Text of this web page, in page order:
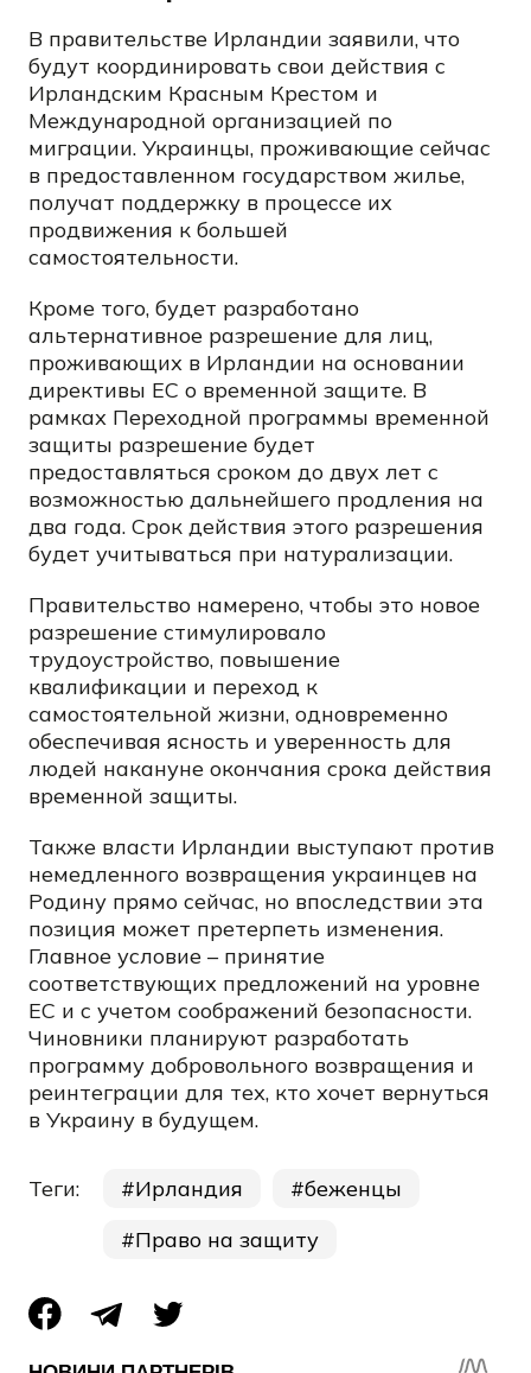
В правительстве Ирландии заявили, что
будут координировать свои действия с
Ирландским Красным Крестом и
Международной организацией по
миграции. Украинцы, проживающие сейчас
в предоставленном государством жилье,
получат поддержку в процессе их
продвижения к большей
самостоятельности.
Кроме того, будет разработано
альтернативное разрешение для лиц,
проживающих в Ирландии на основании
директивы ЕС о временной защите. В
рамках Переходной программы временной
защиты разрешение будет
предоставляться сроком до двух лет с
возможностью дальнейшего продления на
два года. Срок действия этого разрешения
будет учитываться при натурализации.
Правительство намерено, чтобы это новое
разрешение стимулировало
трудоустройство, повышение
квалификации и переход к
самостоятельной жизни, одновременно
обеспечивая ясность и уверенность для
людей накануне окончания срока действия
временной защиты.
Также власти Ирландии выступают против
немедленного возвращения украинцев на
Родину прямо сейчас, но впоследствии эта
позиция может претерпеть изменения.
Главное условие – принятие
соответствующих предложений на уровне
ЕС и с учетом соображений безопасности.
Чиновники планируют разработать
программу добровольного возвращения и
реинтеграции для тех, кто хочет вернуться
в Украину в будущем.
Теги: Ирландия
беженцы
Право на защиту